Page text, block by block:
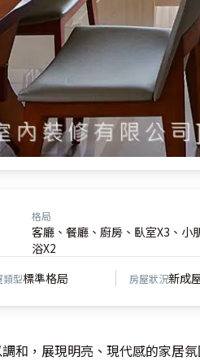
格局
客廳、餐廳、廚房、臥室X3、小
浴X2
類型標準格局 房屋狀況新成
和，展現明亮、現代感的家居